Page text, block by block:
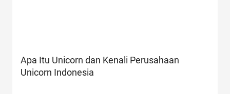
Apa Itu Unicorn dan Kenali Perusahaan
Unicorn Indonesia